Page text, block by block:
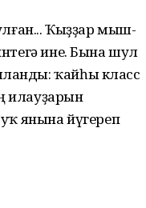
Ҡыҙҙар мыш-
ине. Бына шул
ҡайһы класс
илауҙарын
янына йүгереп